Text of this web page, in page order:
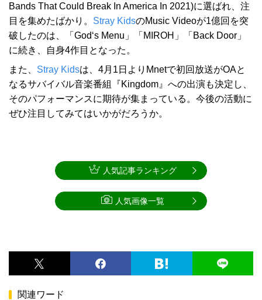
Bands That Could Break In America In 2021)に選ばれ、注
目を集めたばかり。 Stray KidsのMusic Videoが1億回を突
破したのは、「God‘s Menu」「MIROH」「Back Door」
に続き、自身4作目となった。
また、 Stray Kidsは、4月1日よりMnetで初回放送がOAと
なるサバイバル音楽番組『Kingdom』への出演も決定し、
そのパフォーマンスに期待が集まっている。今後の活動に
ぜひ注目してみてはいかがだろうか。
関連ワード
人気記事ランキング
人気画像一覧